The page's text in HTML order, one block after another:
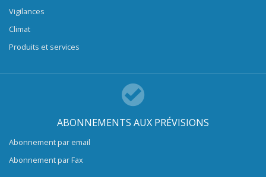
Vigilances
Climat
Produits et services
ABONNEMENTS AUX PRÉVISIONS
Abonnement par email
Abonnement par Fax